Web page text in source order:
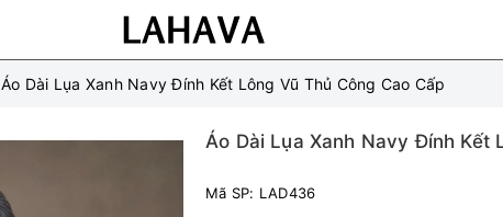
Áo Dài Lụa Xanh Navy Đính Kết Lông Vũ Thủ Công Cao Cấp
Áo Dài Lụa Xanh Navy Đính Kết
Mã SP: LAD436